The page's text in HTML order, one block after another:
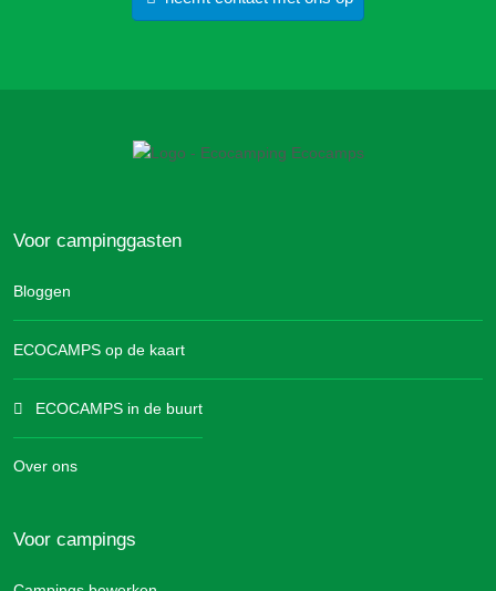
Voor campinggasten
Bloggen
ECOCAMPS op de kaart
ECOCAMPS in de buurt
Over ons
Voor campings